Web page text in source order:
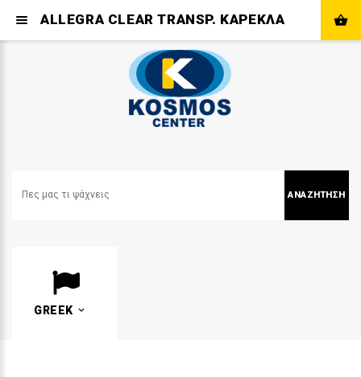
ΑΝΑΖΉΤΗΣΗ
GREEK
ALLEGRA CLEAR TRANSP. ΚΑΡΕΚΛΑ